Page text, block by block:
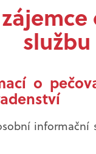
službu
o
informační